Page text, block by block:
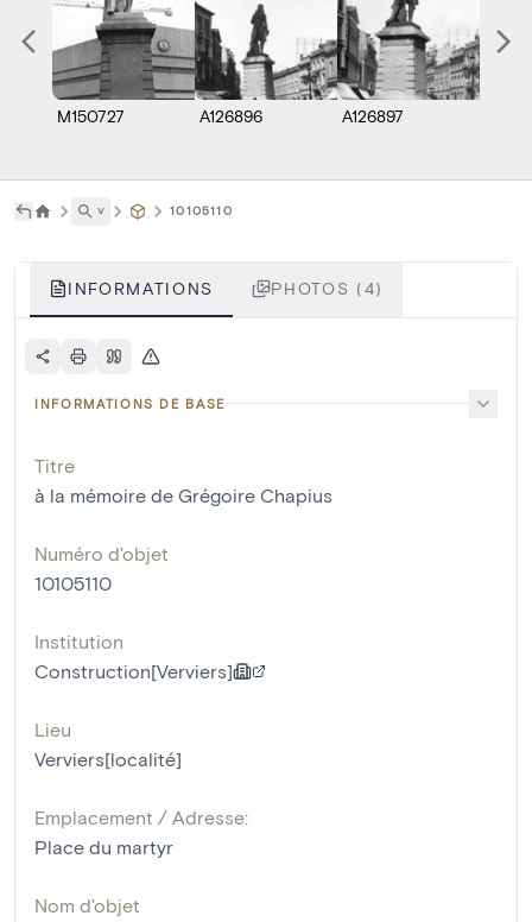
M150727 A126896 A126897
˅ 10105110
INFORMATIONS PHOTOS (4)
INFORMATIONS DE BASE
Titre
à la mémoire de Grégoire Chapius
Numéro d'objet
10105110
Institution
Construction[Verviers]
Lieu
Verviers[localité]
Emplacement / Adresse:
Place du martyr
Nom d'objet